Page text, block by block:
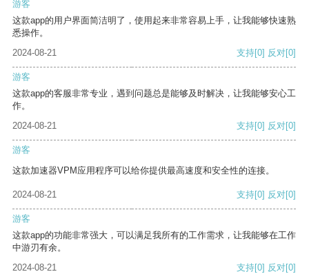
游客
这款app的用户界面简洁明了，使用起来非常容易上手，让我能够快速熟
悉操作。
2024-08-21
支持[0] 反对[0]
游客
这款app的客服非常专业，遇到问题总是能够及时解决，让我能够安心工
作。
2024-08-21
支持[0] 反对[0]
游客
这款加速器VPM应用程序可以给你提供最高速度和安全性的连接。
2024-08-21 支持[0] 反对[0]
游客
这款app的功能非常强大，可以满足我所有的工作需求，让我能够在工作
中游刃有余。
2024-08-21
支持[0] 反对[0]